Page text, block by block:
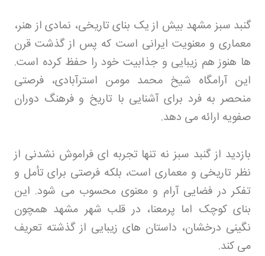
گنبد سبز مشهد بیش از یک بنای تاریخی، نمادی از هنر،
معماری و معنویت ایرانی است که پس از گذشت قرن
ها هنوز هم زیبایی و جذابیت خود را حفظ کرده است.
این آرامگاه شیخ محمد مومن استرآبادی، فرصتی
منحصر به فرد برای آشنایی با تاریخ و فرهنگ دوران
صفویه ارائه می دهد.
بازدید از گنبد سبز نه تنها تجربه ای فراموش نشدنی از
نظر تاریخی و معماری است، بلکه فرصتی برای تأمل و
تفکر در فضایی آرام و معنوی محسوب می شود. این
بنای کوچک اما پرمعنا، در قلب شهر مشهد همچون
نگینی درخشان، داستان های زیبایی از گذشته تعریف
می کند.